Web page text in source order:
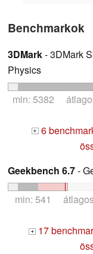
Benchmarkok
3DMark- 3DMark
Physics
min: 5382
+ 6
Geekbench 6.7-
min: 541
+ 17